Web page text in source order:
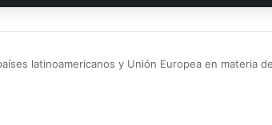
latinoamericanos y Unión Europea en materia de